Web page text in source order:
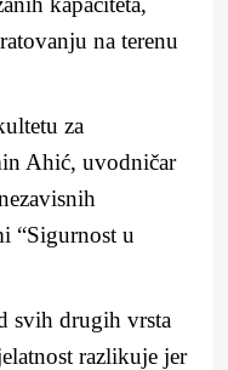
na terenu
za
Ahić, uvodničar
“Sigurnost u
svih drugih vrsta
razlikuje jer